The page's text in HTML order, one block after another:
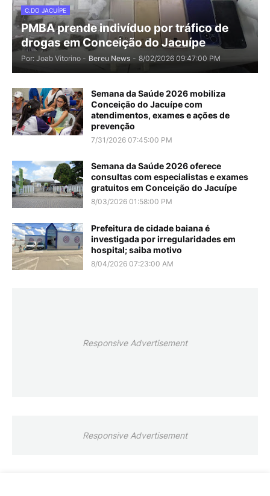
C.DO JACUÍPE
PMBA prende indivíduo por tráfico de
drogas em Conceição do Jacuípe
Por: Joab Vitorino - Bereu News - 8/02/2026 09:47:00 PM
Semana da Saúde 2026 mobiliza
Conceição do Jacuípe com
atendimentos, exames e ações de
prevenção
7/31/2026 07:45:00 PM
Semana da Saúde 2026 oferece
consultas com especialistas e exames
gratuitos em Conceição do Jacuípe
8/03/2026 01:58:00 PM
Prefeitura de cidade baiana é
investigada por irregularidades em
hospital; saiba motivo
8/04/2026 07:23:00 AM
Responsive Advertisement
Responsive Advertisement